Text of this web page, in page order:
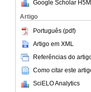
Google Scholar
Artigo
Português (pdf)
Artigo em XML
Referências do
Como citar este
SciELO Analytics